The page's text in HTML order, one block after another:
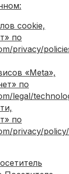
cookie,
по
privacy/
«Meta»,
по
legal/
по
privacy/